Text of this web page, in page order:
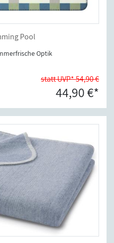
Pool
Optik
statt UVP* 54,90 €
44,90 €*